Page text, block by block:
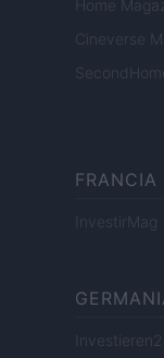
Home
Cineverse
FRANCIA
InvestirMag